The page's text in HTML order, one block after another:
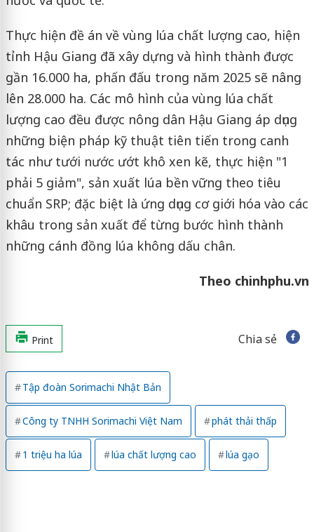
Thực hiện đề án về vùng lúa chất lượng cao, hiện
tỉnh Hậu Giang đã xây dựng và hình thành được
gần 16.000 ha, phấn đấu trong năm 2025 sẽ nâng
lên 28.000 ha. Các mô hình của vùng lúa chất
lượng cao đều được nông dân Hậu Giang áp dụng
những biện pháp kỹ thuật tiên tiến trong canh
tác như tưới nước ướt khô xen kẽ, thực hiện "1
phải 5 giảm", sản xuất lúa bền vững theo tiêu
chuẩn SRP; đặc biệt là ứng dụng cơ giới hóa vào các
khâu trong sản xuất để từng bước hình thành
những cánh đồng lúa không dấu chân.
Theo chinhphu.vn
Print Chia sẻ
Tập đoàn Sorimachi Nhật Bản
Công ty TNHH Sorimachi Việt Nam phát thải thấp
1 triệu ha lúa lúa chất lượng cao lúa gạo